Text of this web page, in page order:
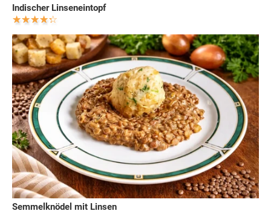
Indischer Linseneintopf
Semmelknödel mit Linsen